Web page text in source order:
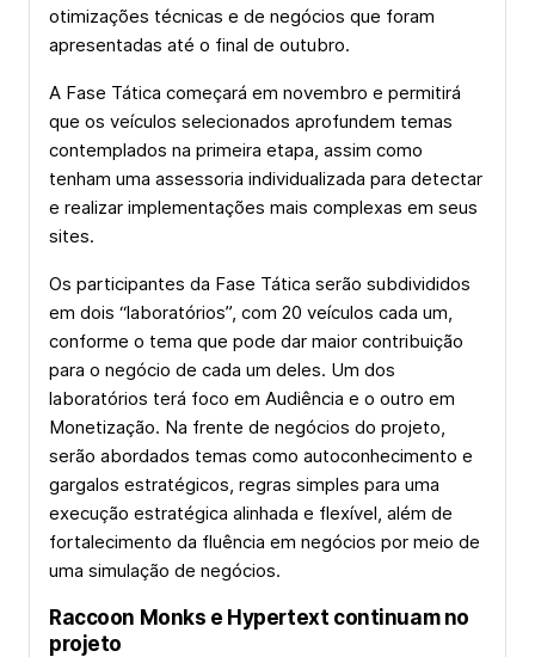
otimizações técnicas e de negócios que foram
apresentadas até o final de outubro.
A Fase Tática começará em novembro e permitirá
que os veículos selecionados aprofundem temas
contemplados na primeira etapa, assim como
tenham uma assessoria individualizada para detectar
e realizar implementações mais complexas em seus
sites.
Os participantes da Fase Tática serão subdivididos
em dois “laboratórios”, com 20 veículos cada um,
conforme o tema que pode dar maior contribuição
para o negócio de cada um deles. Um dos
laboratórios terá foco em Audiência e o outro em
Monetização. Na frente de negócios do projeto,
serão abordados temas como autoconhecimento e
gargalos estratégicos, regras simples para uma
execução estratégica alinhada e flexível, além de
fortalecimento da fluência em negócios por meio de
uma simulação de negócios.
Raccoon Monks e Hypertext continuam no
projeto